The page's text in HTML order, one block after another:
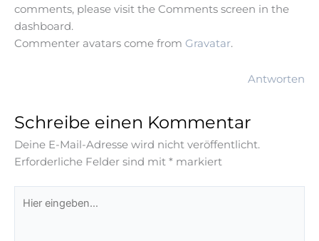
comments, please visit the Comments screen in the
dashboard.
Commenter avatars come from Gravatar.
Antworten
Schreibe einen Kommentar
Deine E-Mail-Adresse wird nicht veröffentlicht.
Erforderliche Felder sind mit * markiert
eingeben…